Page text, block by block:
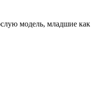
модель, младшие как